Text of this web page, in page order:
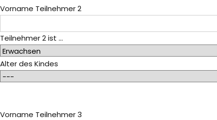
Vorname Teilnehmer 2
Teilnehmer 2 ist ...
Alter des Kindes
Vorname Teilnehmer 3